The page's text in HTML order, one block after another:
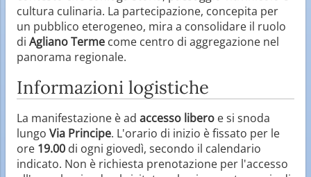
cultura culinaria. La partecipazione, concepita per
un pubblico eterogeneo, mira a consolidare il ruolo
di Agliano Terme come centro di aggregazione nel
panorama regionale.
Informazioni logistiche
La manifestazione è ad accesso libero e si snoda
lungo Via Principe. L'orario di inizio è fissato per le
ore 19.00 di ogni giovedì, secondo il calendario
indicato. Non è richiesta prenotazione per l'accesso